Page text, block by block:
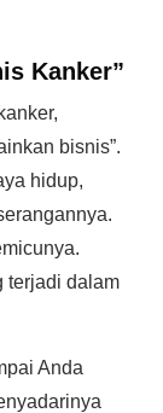
Kanker”
bisnis”.
hidup,
terjadi dalam
Anda